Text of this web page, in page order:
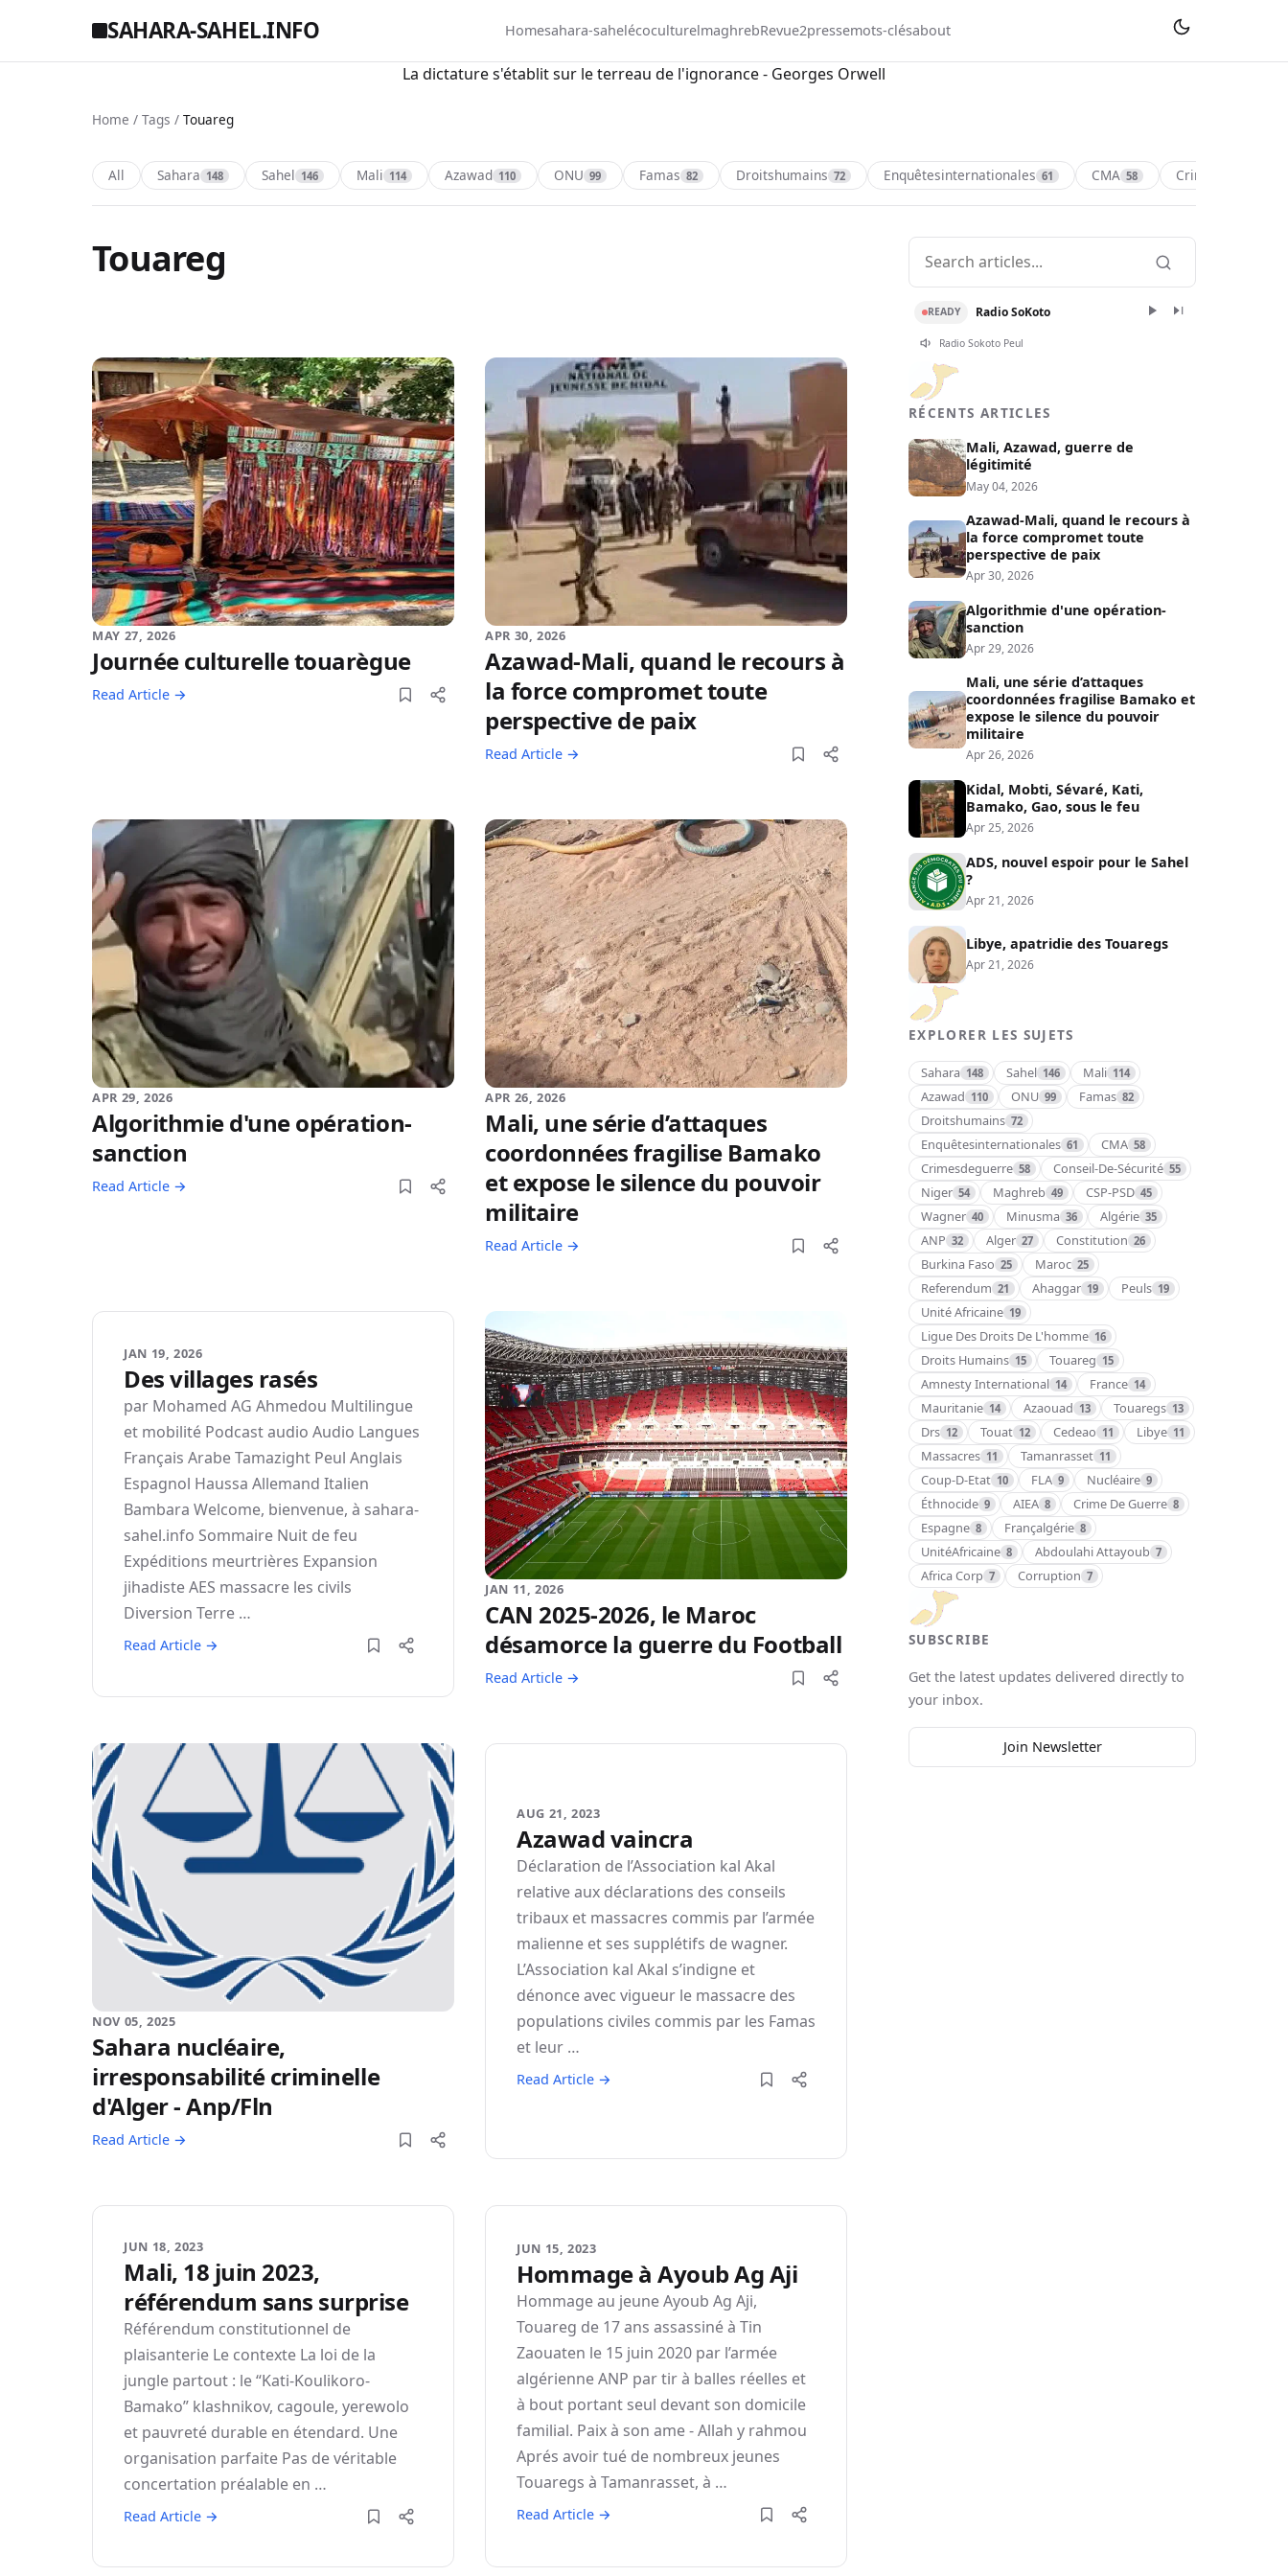
SAHARA-SAHEL.INFO Homesahara-sahelécoculturelmaghrebRevue2pressemots-clésabout
La dictature s'établit sur le terreau de l'ignorance - Georges Orwell
Home / Tags / Touareg
All Sahara 148 Sahel 146 Mali 114 Azawad 110 ONU 99 Famas 82 Droitshumains 72 Enquêtesinternationales 61 CMA 58 Crimesdeguerre
Touareg
MAY 27, 2026
Journée culturelle touarègue
Read Article →
APR 30, 2026
Azawad-Mali, quand le recours à
la force compromet toute
perspective de paix
Read Article →
APR 29, 2026
Algorithmie d'une opération-
sanction
Read Article →
APR 26, 2026
Mali, une série d’attaques
coordonnées fragilise Bamako
et expose le silence du pouvoir
militaire
Read Article →
JAN 19, 2026
Des villages rasés
par Mohamed AG Ahmedou Multilingue
et mobilité Podcast audio Audio Langues
Français Arabe Tamazight Peul Anglais
Espagnol Haussa Allemand Italien
Bambara Welcome, bienvenue, à sahara-
sahel.info Sommaire Nuit de feu
Expéditions meurtrières Expansion
jihadiste AES massacre les civils
Diversion Terre …
Read Article →
JAN 11, 2026
CAN 2025-2026, le Maroc
désamorce la guerre du Football
Read Article →
NOV 05, 2025
Sahara nucléaire,
irresponsabilité criminelle
d'Alger - Anp/Fln
Read Article →
AUG 21, 2023
Azawad vaincra
Déclaration de l’Association kal Akal
relative aux déclarations des conseils
tribaux et massacres commis par l’armée
malienne et ses supplétifs de wagner.
L’Association kal Akal s’indigne et
dénonce avec vigueur le massacre des
populations civiles commis par les Famas
et leur …
Read Article →
JUN 18, 2023
Mali, 18 juin 2023,
référendum sans surprise
Référendum constitutionnel de
plaisanterie Le contexte La loi de la
jungle partout : le “Kati-Koulikoro-
Bamako” klashnikov, cagoule, yerewolo
et pauvreté durable en étendard. Une
organisation parfaite Pas de véritable
concertation préalable en …
Read Article →
JUN 15, 2023
Hommage à Ayoub Ag Aji
Hommage au jeune Ayoub Ag Aji,
Touareg de 17 ans assassiné à Tin
Zaouaten le 15 juin 2020 par l’armée
algérienne ANP par tir à balles réelles et
à bout portant seul devant son domicile
familial. Paix à son ame - Allah y rahmou
Aprés avoir tué de nombreux jeunes
Touaregs à Tamanrasset, à …
Read Article →
READY Radio SoKoto
Radio Sokoto Peul
RÉCENTS ARTICLES
Mali, Azawad, guerre de
légitimité
May 04, 2026
Azawad-Mali, quand le recours à
la force compromet toute
perspective de paix
Apr 30, 2026
Algorithmie d'une opération-
sanction
Apr 29, 2026
Mali, une série d’attaques
coordonnées fragilise Bamako et
expose le silence du pouvoir
militaire
Apr 26, 2026
Kidal, Mobti, Sévaré, Kati,
Bamako, Gao, sous le feu
Apr 25, 2026
ADS, nouvel espoir pour le Sahel
?
Apr 21, 2026
Libye, apatridie des Touaregs
Apr 21, 2026
EXPLORER LES SUJETS
Sahara 148 Sahel 146 Mali 114
Azawad 110 ONU 99 Famas 82
Droitshumains 72
Enquêtesinternationales 61 CMA 58
Crimesdeguerre 58 Conseil-De-Sécurité 55
Niger 54 Maghreb 49 CSP-PSD 45
Wagner 40 Minusma 36 Algérie 35
ANP 32 Alger 27 Constitution 26
Burkina Faso 25 Maroc 25
Referendum 21 Ahaggar 19 Peuls 19
Unité Africaine 19
Ligue Des Droits De L'homme 16
Droits Humains 15 Touareg 15
Amnesty International 14 France 14
Mauritanie 14 Azaouad 13 Touaregs 13
Drs 12 Touat 12 Cedeao 11 Libye 11
Massacres 11 Tamanrasset 11
Coup-D-Etat 10 FLA 9 Nucléaire 9
Éthnocide 9 AIEA 8 Crime De Guerre 8
Espagne 8 Françalgérie 8
UnitéAfricaine 8 Abdoulahi Attayoub 7
Africa Corp 7 Corruption 7
SUBSCRIBE
Get the latest updates delivered directly to
your inbox.
Join Newsletter